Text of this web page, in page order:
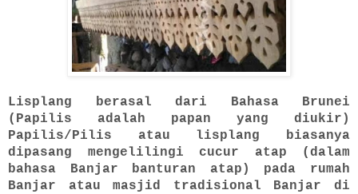
Lisplang berasal dari Bahasa Brunei
(Papilis adalah papan yang diukir)
Papilis/Pilis atau lisplang biasanya
dipasang mengelilingi cucur atap (dalam
bahasa Banjar banturan atap) pada rumah
Banjar atau masjid tradisional Banjar di